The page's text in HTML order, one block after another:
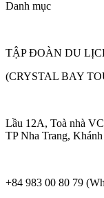
Danh mục
TẬP ĐOÀN DU
(CRYSTAL BAY
Lầu 12A, Toà nhà
TP Nha Trang,
+84 983 00 80 79